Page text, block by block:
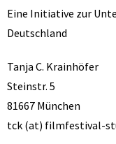
Eine Initiative zur
Deutschland
Tanja C. Krainhöfer
Steinstr. 5
81667 München
tck (at) filmfestival-